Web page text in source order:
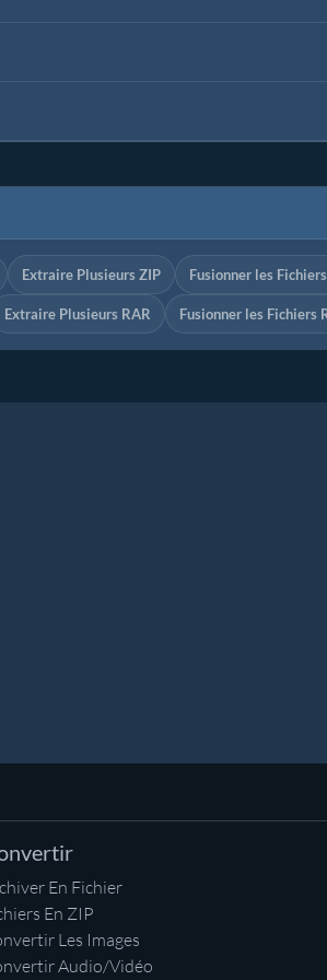
Extraire Plusieurs ZIP Fusionner les
Extraire Plusieurs RAR Fusionner les Fichiers
En Fichier
En ZIP
Les Images
Audio/Vidéo